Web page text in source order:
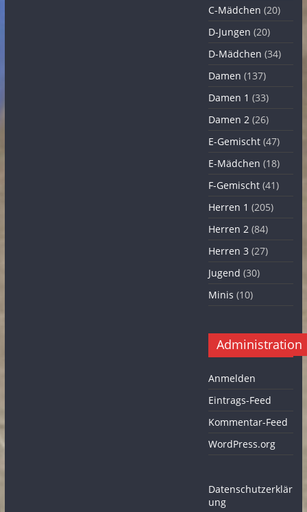
C-Mädchen (20)
D-Jungen (20)
D-Mädchen (34)
Damen (137)
Damen 1 (33)
Damen 2 (26)
E-Gemischt (47)
E-Mädchen (18)
F-Gemischt (41)
Herren 1 (205)
Herren 2 (84)
Herren 3 (27)
Jugend (30)
Minis (10)
Administration
Anmelden
Eintrags-Feed
Kommentar-Feed
WordPress.org
Datenschutzerklär
ung